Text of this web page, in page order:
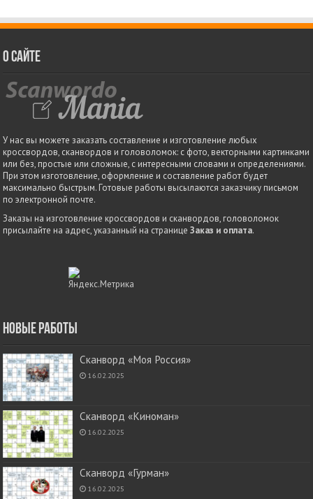
О сайте
У нас вы можете заказать составление и изготовление любых
кроссвордов, сканвордов и головоломок: с фото, векторными картинками
или без, простые или сложные, с интересными словами и определениями.
При этом изготовление, оформление и составление работ будет
максимально быстрым. Готовые работы высылаются заказчику письмом
по электронной почте.
Заказы на изготовление кроссвордов и сканвордов, головоломок
присылайте на адрес, указанный на страницеЗаказ и оплата.
Новые работы
Сканворд «Моя Россия»
16.02.2025
Сканворд «Киноман»
16.02.2025
Сканворд «Гурман»
16.02.2025